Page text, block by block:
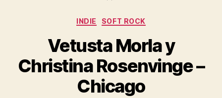
Categorías
INDIE SOFT ROCK
Vetusta Morla y
Christina Rosenvinge –
Chicago